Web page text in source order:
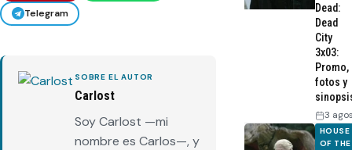
Telegram
SOBRE EL AUTOR
Carlost
Soy Carlost —mi
nombre es Carlos—, y
Dead:
Dead
City
3x03:
Promo,
fotos y
3
HOUSE
OF THE